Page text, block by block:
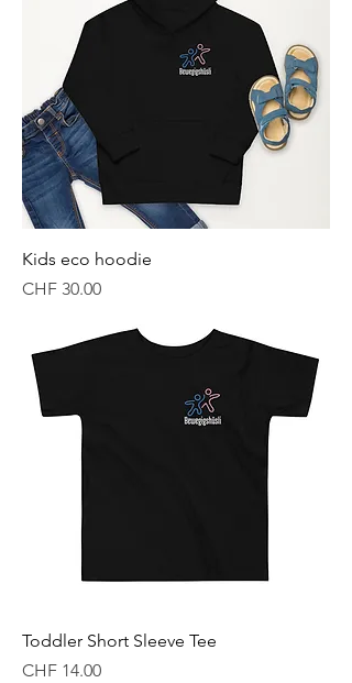
Kids eco hoodie
Price
CHF 30.00
Toddler Short Sleeve Tee
Price
CHF 14.00